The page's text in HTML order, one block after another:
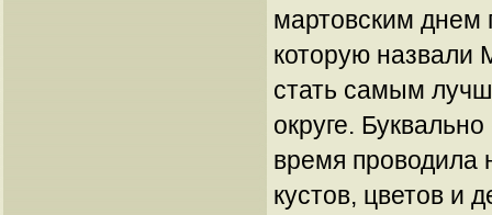
мартовским днем
которую назвали
стать самым
округе.
время проводила
кустов, цветов и